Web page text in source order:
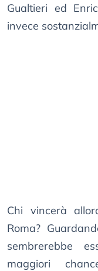
Gualtieri ed
invece
Chi vincerà
Roma?
sembrerebbe
maggiori